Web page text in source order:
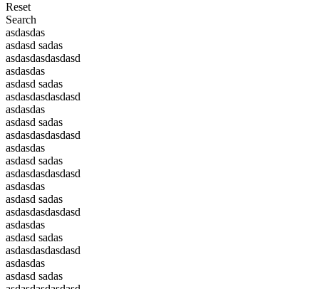
Reset
Search
asdasdas
asdasd sadas
asdasdasdasdasd
asdasdas
asdasd sadas
asdasdasdasdasd
asdasdas
asdasd sadas
asdasdasdasdasd
asdasdas
asdasd sadas
asdasdasdasdasd
asdasdas
asdasd sadas
asdasdasdasdasd
asdasdas
asdasd sadas
asdasdasdasdasd
asdasdas
asdasd sadas